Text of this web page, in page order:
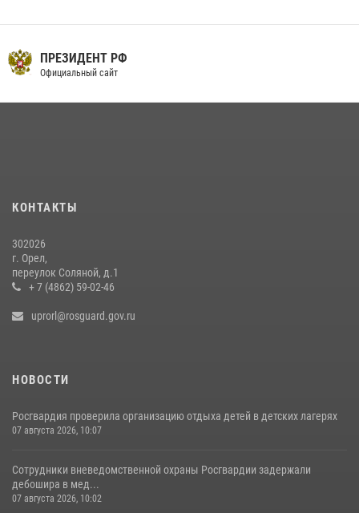
16 июля 2026, 13:34
На брифинге росгвардейцы рассказали орловцам об изменениях в
законодательстве, регулирующем оборот оружия
15 июля 2026, 14:49
ПРЕЗИДЕНТ РФ
Официальный сайт
КОНТАКТЫ
302026
г. Орел,
переулок Соляной, д.1
+ 7 (4862) 59-02-46
uprorl@rosguard.gov.ru
НОВОСТИ
Росгвардия проверила организацию отдыха детей в детских лагерях
07 августа 2026, 10:07
Сотрудники вневедомственной охраны Росгвардии задержали
дебошира в мед...
07 августа 2026, 10:02